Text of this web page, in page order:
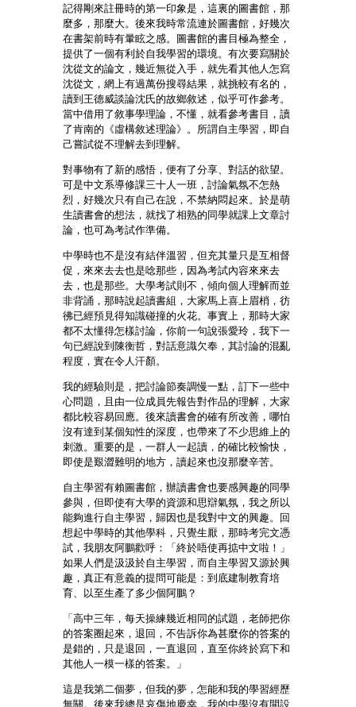
記得剛來註冊時的第一印象是，這裏的圖書館，那
麼多，那麼大。後來我時常流連於圖書館，好幾次
在書架前時有暈眩之感。圖書館的書目極為整全，
提供了一個有利於自我學習的環境。有次要寫關於
沈從文的論文，幾近無從入手，就先看其他人怎寫
沈從文，網上有過萬份搜尋結果，就挑較有名的，
讀到王德威談論沈氏的故鄉敘述，似乎可作參考。
當中借用了敘事學理論，不懂，就看參考書目，讀
了肯南的《虛構敘述理論》。所謂自主學習，即自
己嘗試從不理解去到理解。
對事物有了新的感悟，便有了分享、對話的欲望。
可是中文系導修課三十人一班，討論氣氛不怎熱
烈，好幾次只有自己在說，不禁納悶起來。於是萌
生讀書會的想法，就找了相熟的同學就課上文章討
論，也可為考試作準備。
中學時也不是沒有結伴溫習，但充其量只是互相督
促，來來去去也是唸那些，因為考試內容來來去
去，也是那些。大學考試則不，傾向個人理解而並
非背誦，那時說起讀書組，大家馬上喜上眉梢，彷
彿已經預見得知識碰撞的火花。事實上，那時大家
都不太懂得怎樣討論，你前一句說張愛玲，我下一
句已經說到陳衡哲，對話意識欠奉，其討論的混亂
程度，實在令人汗顏。
我的經驗則是，把討論節奏調慢一點，訂下一些中
心問題，且由一位成員先報告對作品的理解，大家
都比較容易回應。後來讀書會的確有所改善，哪怕
沒有達到某個知性的深度，也帶來了不少思維上的
刺激。重要的是，一群人一起讀，的確比較愉快，
即使是艱澀難明的地方，讀起來也沒那麼辛苦。
自主學習有賴圖書館，辦讀書會也要感興趣的同學
參與，但即使有大學的資源和思辯氣氛，我之所以
能夠進行自主學習，歸因也是我對中文的興趣。回
想起中學時的其他學科，只覺生厭，那時考完文憑
試，我朋友阿鵬歡呼：「終於唔使再掂中文啦！」
如果人們是汲汲於自主學習，而自主學習又源於興
趣，真正有意義的提問可能是：到底建制教育培
育、以至生產了多少個阿鵬？
「高中三年，每天操練幾近相同的試題，老師把你
的答案圈起來，退回，不告訴你為甚麼你的答案的
是錯的，只是退回，一直退回，直至你終於寫下和
其他人一模一樣的答案。」
這是我第二個夢，但我的夢，怎能和我的學習經歷
無關。後來我總是哀傷地慶幸，我的中學沒有開設